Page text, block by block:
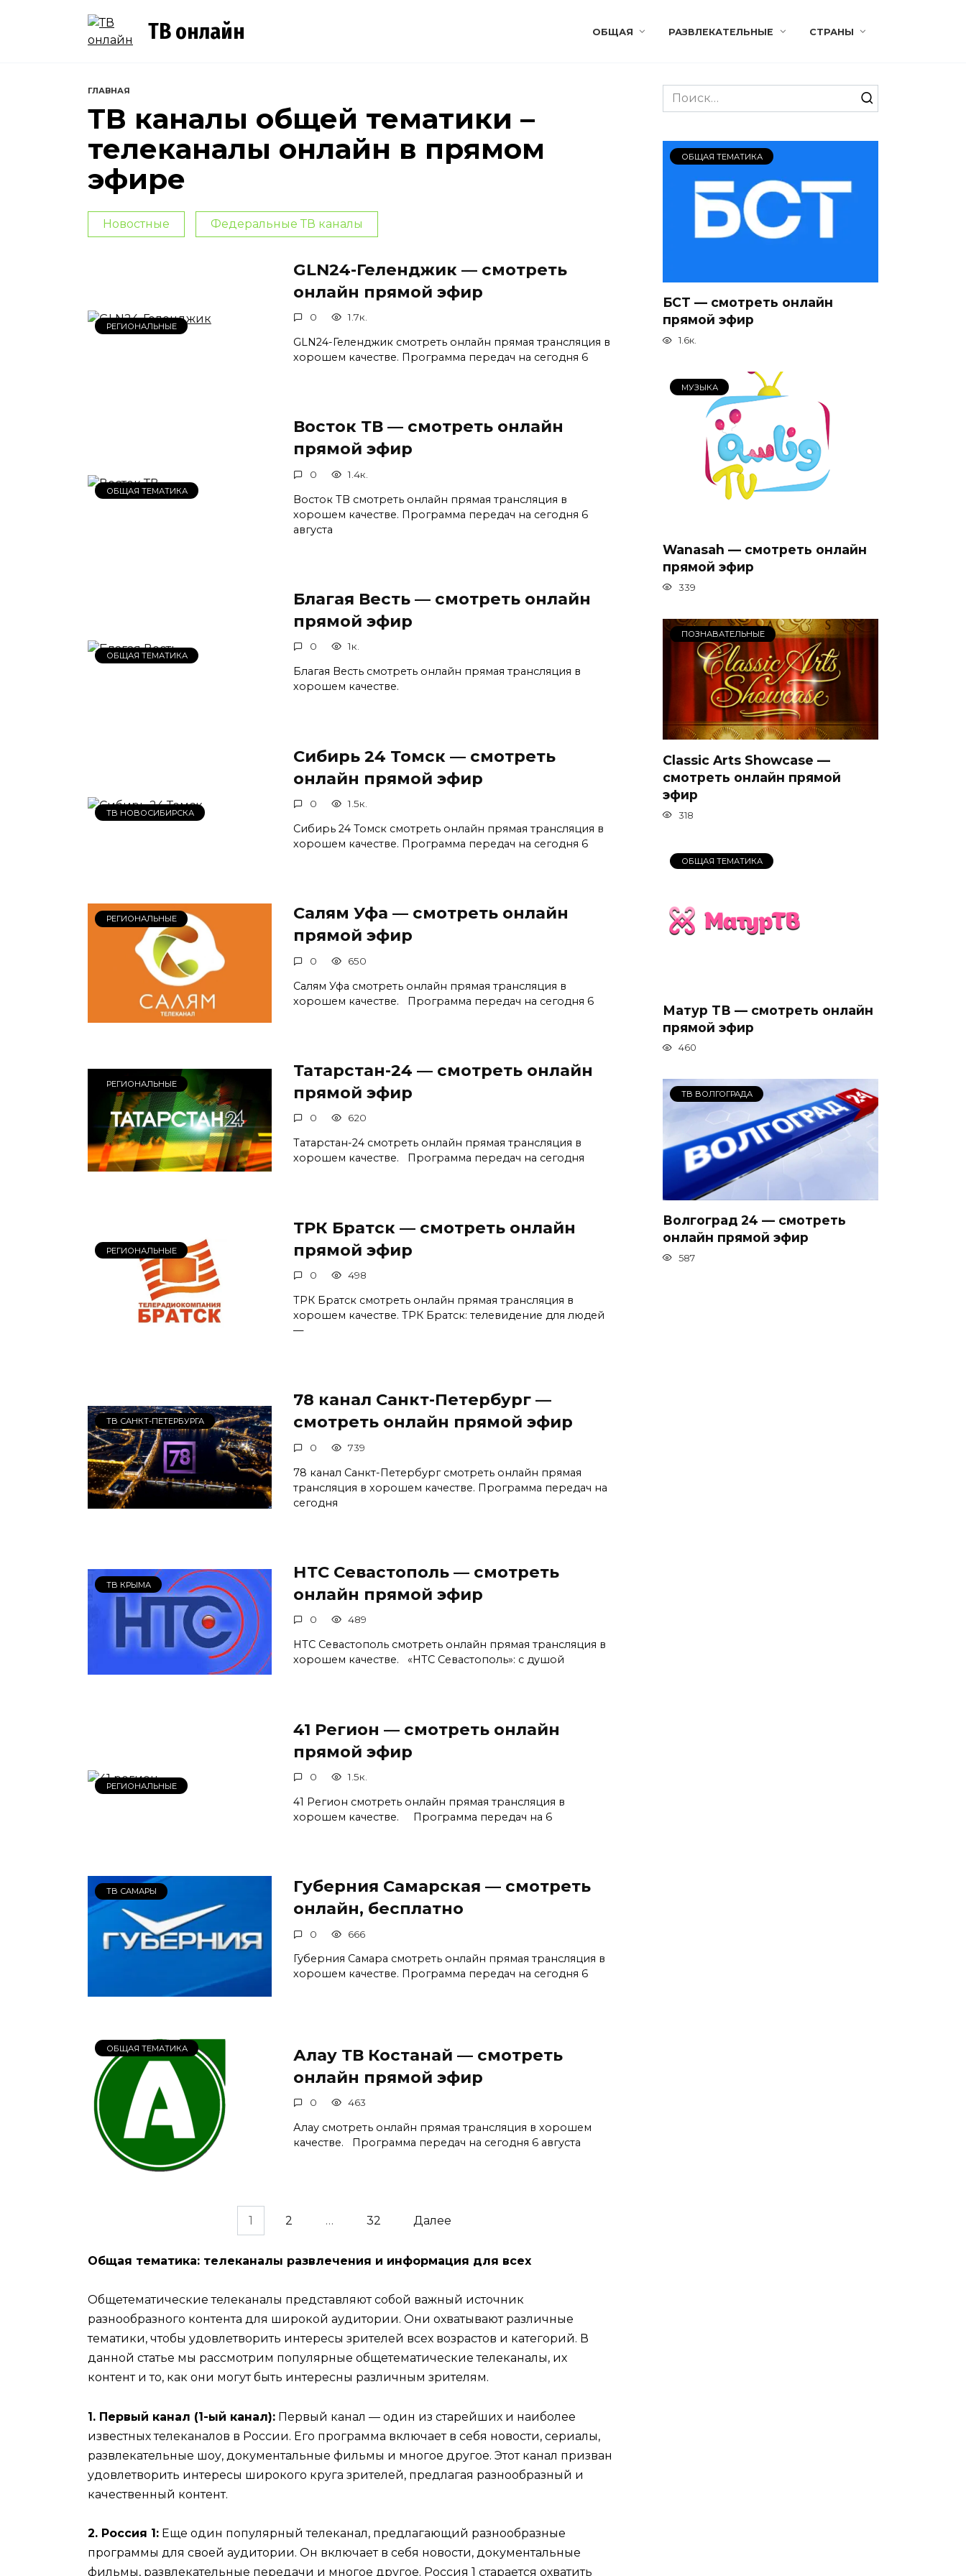
ТВ онлайн ОБЩАЯ РАЗВЛЕКАТЕЛЬНЫЕ СТРАНЫ
ГЛАВНАЯ
ТВ каналы общей тематики –
телеканалы онлайн в прямом
эфире
Новостные Федеральные ТВ каналы
РЕГИОНАЛЬНЫЕ
GLN24-Геленджик — смотреть
онлайн прямой эфир
0 1.7к.
GLN24-Геленджик смотреть онлайн прямая трансляция в
хорошем качестве. Программа передач на сегодня 6
ОБЩАЯ ТЕМАТИКА
Восток ТВ — смотреть онлайн
прямой эфир
0 1.4к.
Восток ТВ смотреть онлайн прямая трансляция в
хорошем качестве. Программа передач на сегодня 6
августа
ОБЩАЯ ТЕМАТИКА
Благая Весть — смотреть онлайн
прямой эфир
0 1к.
Благая Весть смотреть онлайн прямая трансляция в
хорошем качестве.
ТВ НОВОСИБИРСКА
Сибирь 24 Томск — смотреть
онлайн прямой эфир
0 1.5к.
Сибирь 24 Томск смотреть онлайн прямая трансляция в
хорошем качестве. Программа передач на сегодня 6
РЕГИОНАЛЬНЫЕ
Салям Уфа — смотреть онлайн
прямой эфир
0 650
Салям Уфа смотреть онлайн прямая трансляция в
хорошем качестве. Программа передач на сегодня 6
РЕГИОНАЛЬНЫЕ
Татарстан-24 — смотреть онлайн
прямой эфир
0 620
Татарстан-24 смотреть онлайн прямая трансляция в
хорошем качестве. Программа передач на сегодня
РЕГИОНАЛЬНЫЕ
ТРК Братск — смотреть онлайн
прямой эфир
0 498
ТРК Братск смотреть онлайн прямая трансляция в
хорошем качестве. ТРК Братск: телевидение для людей
—
ТВ САНКТ-ПЕТЕРБУРГА
78 канал Санкт-Петербург —
смотреть онлайн прямой эфир
0 739
78 канал Санкт-Петербург смотреть онлайн прямая
трансляция в хорошем качестве. Программа передач на
сегодня
ТВ КРЫМА
НТС Севастополь — смотреть
онлайн прямой эфир
0 489
НТС Севастополь смотреть онлайн прямая трансляция в
хорошем качестве. «НТС Севастополь»: с душой
РЕГИОНАЛЬНЫЕ
41 Регион — смотреть онлайн
прямой эфир
0 1.5к.
41 Регион смотреть онлайн прямая трансляция в
хорошем качестве. Программа передач на 6
ТВ САМАРЫ
Губерния Самарская — смотреть
онлайн, бесплатно
0 666
Губерния Самара смотреть онлайн прямая трансляция в
хорошем качестве. Программа передач на сегодня 6
ОБЩАЯ ТЕМАТИКА
Алау ТВ Костанай — смотреть
онлайн прямой эфир
0 463
Алау смотреть онлайн прямая трансляция в хорошем
качестве. Программа передач на сегодня 6 августа
1 2 … 32 Далее
Общая тематика: телеканалы развлечения и информация для всех
Общетематические телеканалы представляют собой важный источник
разнообразного контента для широкой аудитории. Они охватывают различные
тематики, чтобы удовлетворить интересы зрителей всех возрастов и категорий. В
данной статье мы рассмотрим популярные общетематические телеканалы, их
контент и то, как они могут быть интересны различным зрителям.
1. Первый канал (1-ый канал): Первый канал — один из старейших и наиболее
известных телеканалов в России. Его программа включает в себя новости, сериалы,
развлекательные шоу, документальные фильмы и многое другое. Этот канал призван
удовлетворить интересы широкого круга зрителей, предлагая разнообразный и
качественный контент.
2. Россия 1: Еще один популярный телеканал, предлагающий разнообразные
программы для своей аудитории. Он включает в себя новости, документальные
фильмы, развлекательные передачи и многое другое. Россия 1 старается охватить
Search
for:
ОБЩАЯ ТЕМАТИКА
БСТ — смотреть онлайн
прямой эфир
1.6к.
МУЗЫКА
Wanasah — смотреть онлайн
прямой эфир
339
ПОЗНАВАТЕЛЬНЫЕ
Classic Arts Showcase —
смотреть онлайн прямой
эфир
318
ОБЩАЯ ТЕМАТИКА
Матур ТВ — смотреть онлайн
прямой эфир
460
ТВ ВОЛГОГРАДА
Волгоград 24 — смотреть
онлайн прямой эфир
587